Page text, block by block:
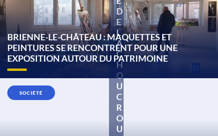
BRIENNE-LE-CHÂTEAU : MAQUETTES ET
PEINTURES SE RENCONTRENT POUR UNE
EXPOSITION AUTOUR DU PATRIMOINE
SOCIÉTÉ
D
E
L
A
C
H
O
U
C
R
O
U